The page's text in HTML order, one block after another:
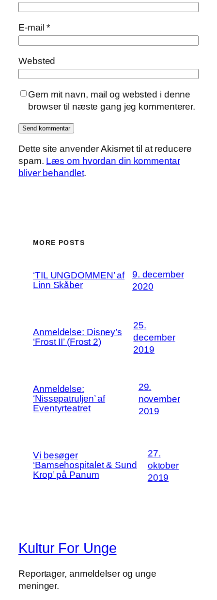
E-mail*
Websted
Gem mit navn, mail og websted i denne
browser til næste gang jeg kommenterer.
Dette site anvender Akismet til at reducere
spam. Læs om hvordan din kommentar
bliver behandlet.
MORE POSTS
‘TIL UNGDOMMEN’ af
Linn Skåber
9. december
2020
Anmeldelse: Disney’s
‘Frost II’ (Frost 2)
25.
december
2019
Anmeldelse:
‘Nissepatruljen’ af
Eventyrteatret
29.
november
2019
Vi besøger
‘Bamsehospitalet & Sund
Krop’ på Panum
27.
oktober
2019
Kultur For Unge
Reportager, anmeldelser og unge
meninger.